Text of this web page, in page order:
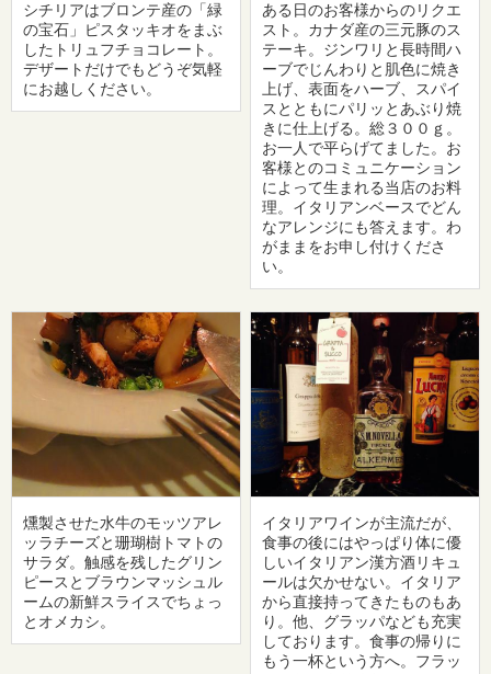
シチリアはブロンテ産の「緑
の宝石」ピスタッキオをまぶ
したトリュフチョコレート。
デザートだけでもどうぞ気軽
にお越しください。
ある日のお客様からのリクエ
スト。カナダ産の三元豚のス
テーキ。ジンワリと長時間ハ
ーブでじんわりと肌色に焼き
上げ、表面をハーブ、スパイ
スとともにパリッとあぶり焼
きに仕上げる。総３００ｇ。
お一人で平らげてました。お
客様とのコミュニケーション
によって生まれる当店のお料
理。イタリアンベースでどん
なアレンジにも答えます。わ
がままをお申し付けくださ
い。
燻製させた水牛のモッツアレ
ッラチーズと珊瑚樹トマトの
サラダ。触感を残したグリン
ピースとブラウンマッシュル
ームの新鮮スライスでちょっ
とオメカシ。
イタリアワインが主流だが、
食事の後にはやっぱり体に優
しいイタリアン漢方酒リキュ
ールは欠かせない。イタリア
から直接持ってきたものもあ
り。他、グラッパなども充実
しております。食事の帰りに
もう一杯という方へ。フラッ